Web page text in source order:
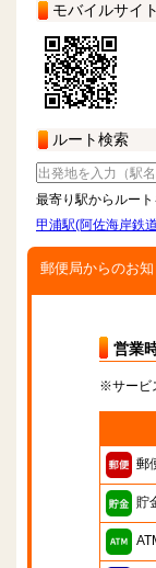
モバイルサイト
ルート検索
最寄り駅からルー
甲浦駅(阿佐海岸鉄
郵便局からのお
営業
※サービ
郵
貯